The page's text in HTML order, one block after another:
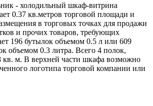
- холодильный шкаф-витрина
0.37 кв.метров торговой площади и
в торговых точках для продажи
и прочих товаров, требующих
196 бутылок объемом 0.5 л или 609
объемом 0.3 литра. Всего 4 полок,
кв. м. В верхней части шкафа возможно
логотипа торговой компании или